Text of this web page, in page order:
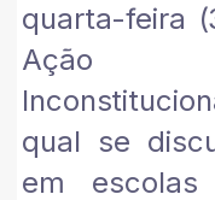
quarta-feira
Ação
qual se
em